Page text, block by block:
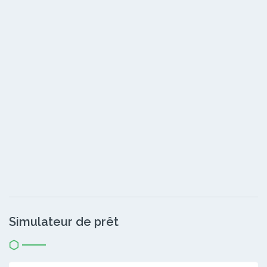
Simulateur de prêt